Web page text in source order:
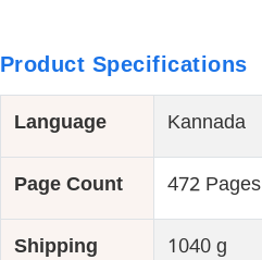
Product Specifications
Language Kannada
Page Count 472 Pages
Shipping
1040 g